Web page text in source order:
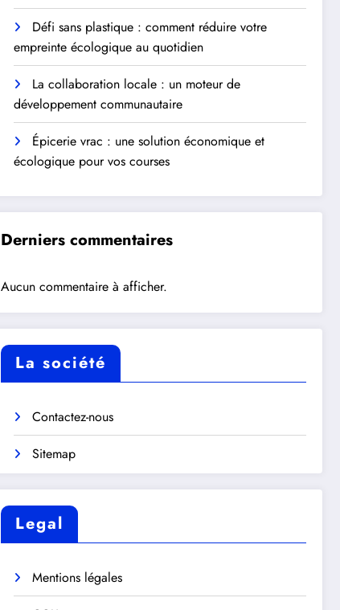
Défi sans plastique : comment réduire votre
empreinte écologique au quotidien
La collaboration locale : un moteur de
développement communautaire
Épicerie vrac : une solution économique et
écologique pour vos courses
Derniers commentaires
Aucun commentaire à afficher.
La société
Contactez-nous
Sitemap
Legal
Mentions légales